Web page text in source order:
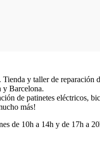
y taller de reparación
y Barcelona.
de patinetes eléctricos,
más!
de 10h a 14h y de 17h a